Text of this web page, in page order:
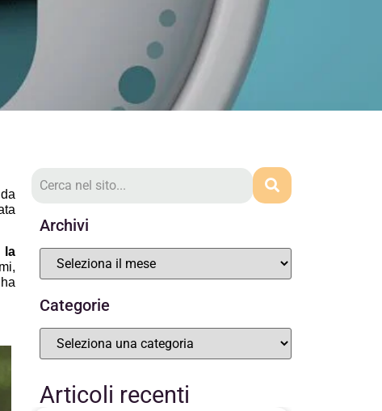
Archivi
Categorie
Articoli recenti